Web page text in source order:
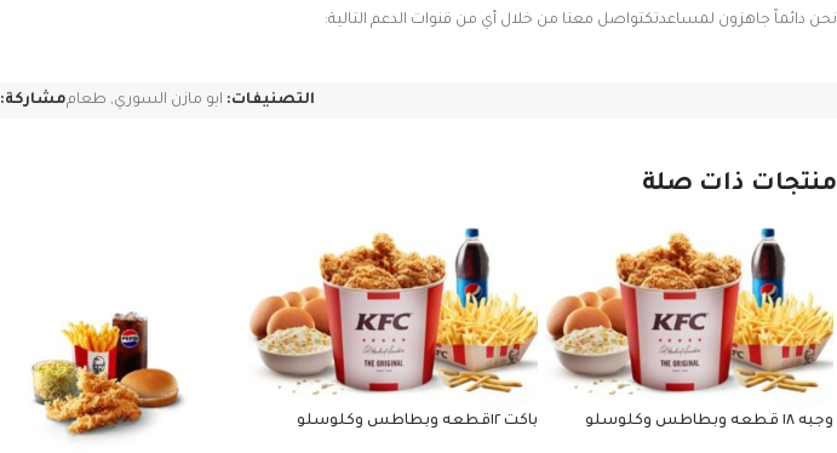
نحن دائماً جاهزون لمساعدتكتواصل معنا من خلال أي من قنوات الدعم التالية:
التصنيفات: ابو مازن السوري, طعاممشاركة:
منتجات ذات صلة
وجبه ١٨ قطعه وبطاطس وكلوسلو
باكت ١٢قطعه وبطاطس وكلوسلو